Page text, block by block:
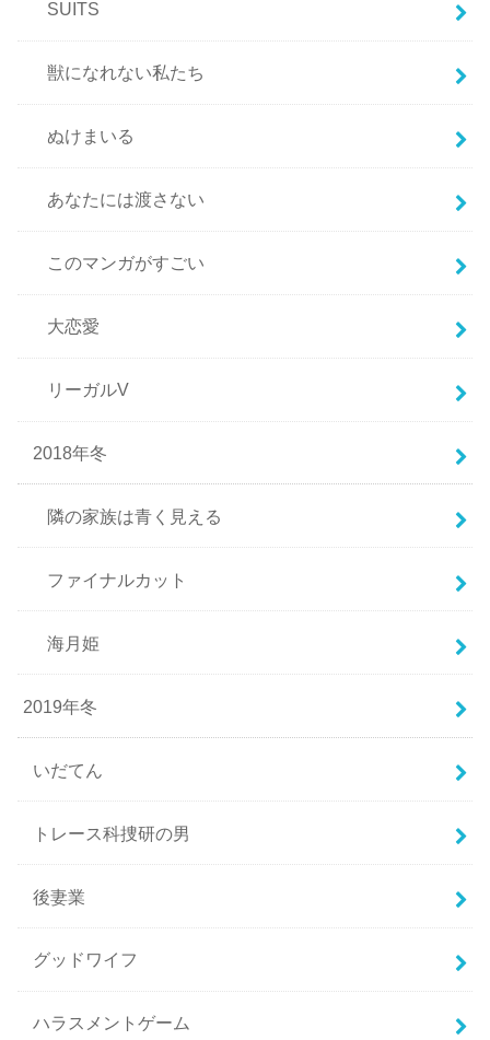
SUITS
獣になれない私たち
ぬけまいる
あなたには渡さない
このマンガがすごい
大恋愛
リーガルV
2018年冬
隣の家族は青く見える
ファイナルカット
海月姫
2019年冬
いだてん
トレース科捜研の男
後妻業
グッドワイフ
ハラスメントゲーム